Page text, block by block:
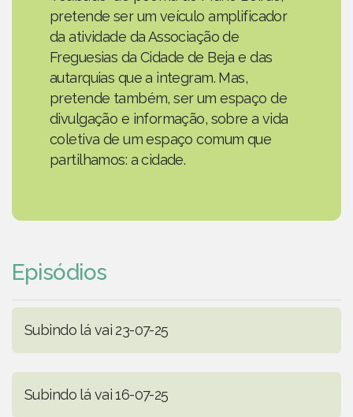
pretende ser um veículo amplificador
da atividade da Associação de
Freguesias da Cidade de Beja e das
autarquias que a integram. Mas,
pretende também, ser um espaço de
divulgação e informação, sobre a vida
coletiva de um espaço comum que
partilhamos: a cidade.
Episódios
Subindo lá vai 23-07-25
Subindo lá vai 16-07-25